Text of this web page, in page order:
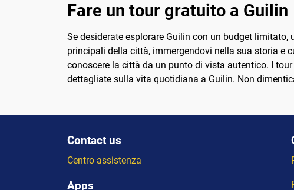
Fare un tour gratuito a Guilin
Se desiderate esplorare Guilin con un budget
principali della città, immergendovi nella sua storia e
conoscere la città da un punto di vista autentico. I
dettagliate sulla vita quotidiana a Guilin. Non
Contact us
Centro assistenza
Apps